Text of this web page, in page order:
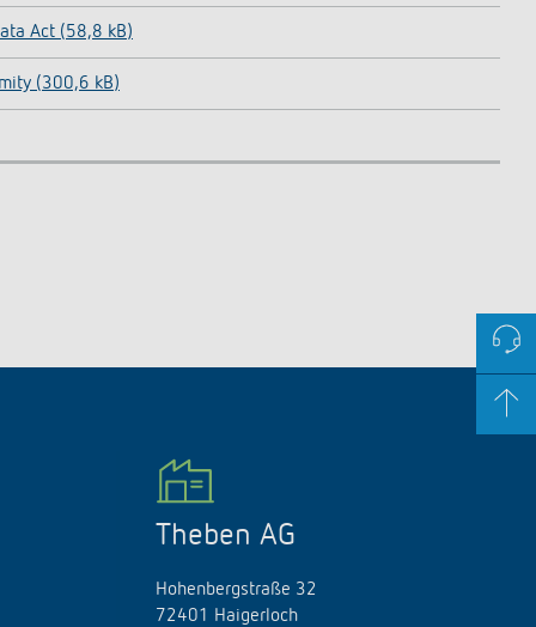
Act (58,8 kB)
(300,6 kB)
Theben AG
Hohenbergstraße 32
72401 Haigerloch